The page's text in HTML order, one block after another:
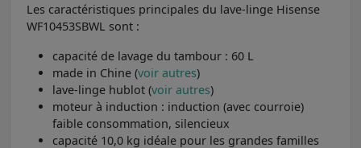
Les caractéristiques principales du lave-linge Hisense
WF10453SBWL sont :
capacité de lavage du tambour : 60 L
made in Chine (voir autres)
lave-linge hublot (voir autres)
moteur à induction : induction (avec courroie)
faible consommation, silencieux
capacité 10,0 kg idéale pour les grandes familles